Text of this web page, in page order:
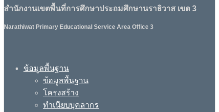
สำนักงานเขตพื้นที่การศึกษาประถมศึกษานราธิวาส เขต 3
Narathiwat Primary Educational Service Area Office 3
ข้อมูลพื้นฐาน
ข้อมูลพื้นฐาน
โครงสร้าง
ทำเนียบบุคลากร